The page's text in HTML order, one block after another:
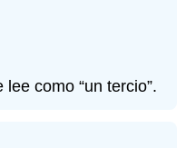
lee como “un tercio”.